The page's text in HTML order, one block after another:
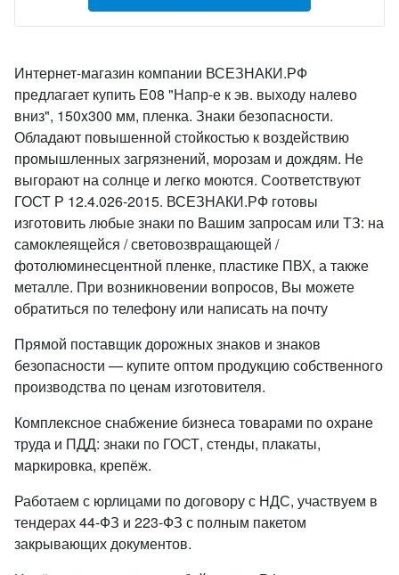
Интернет-магазин компании ВСЕЗНАКИ.РФ
предлагает купить Е08 "Напр-е к эв. выходу налево
вниз", 150x300 мм, пленка. Знаки безопасности.
Обладают повышенной стойкостью к воздействию
промышленных загрязнений, морозам и дождям. Не
выгорают на солнце и легко моются. Соответствуют
ГОСТ Р 12.4.026-2015. ВСЕЗНАКИ.РФ готовы
изготовить любые знаки по Вашим запросам или ТЗ: на
самоклеящейся / световозвращающей /
фотолюминесцентной пленке, пластике ПВХ, а также
металле. При возникновении вопросов, Вы можете
обратиться по телефону или написать на почту
Прямой поставщик дорожных знаков и знаков
безопасности — купите оптом продукцию собственного
производства по ценам изготовителя.
Комплексное снабжение бизнеса товарами по охране
труда и ПДД: знаки по ГОСТ, стенды, плакаты,
маркировка, крепёж.
Работаем с юрлицами по договору с НДС, участвуем в
тендерах 44-ФЗ и 223-ФЗ с полным пакетом
закрывающих документов.